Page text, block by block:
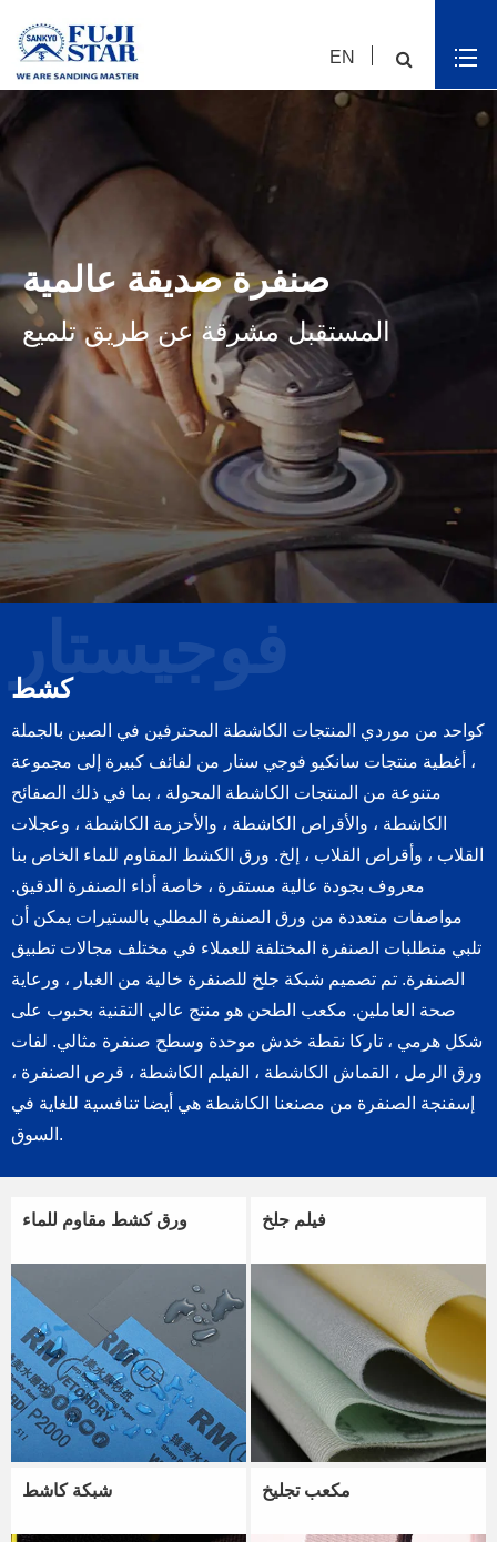
EN
صنفرة صديقة عالمية
المستقبل مشرقة عن طريق تلميع
فوجيستار
كشط
كواحد من موردي المنتجات الكاشطة المحترفين في الصين بالجملة
، أغطية منتجات سانكيو فوجي ستار من لفائف كبيرة إلى مجموعة
متنوعة من المنتجات الكاشطة المحولة ، بما في ذلك الصفائح
الكاشطة ، والأقراص الكاشطة ، والأحزمة الكاشطة ، وعجلات
القلاب ، وأقراص القلاب ، إلخ. ورق الكشط المقاوم للماء الخاص بنا
معروف بجودة عالية مستقرة ، خاصة أداء الصنفرة الدقيق.
مواصفات متعددة من ورق الصنفرة المطلي بالستيرات يمكن أن
تلبي متطلبات الصنفرة المختلفة للعملاء في مختلف مجالات تطبيق
الصنفرة. تم تصميم شبكة جلخ للصنفرة خالية من الغبار ، ورعاية
صحة العاملين. مكعب الطحن هو منتج عالي التقنية بحبوب على
شكل هرمي ، تاركا نقطة خدش موحدة وسطح صنفرة مثالي. لفات
ورق الرمل ، القماش الكاشطة ، الفيلم الكاشطة ، قرص الصنفرة ،
إسفنجة الصنفرة من مصنعنا الكاشطة هي أيضا تنافسية للغاية في
السوق.
ورق كشط مقاوم للماء فيلم جلخ
شبكة كاشط مكعب تجليخ